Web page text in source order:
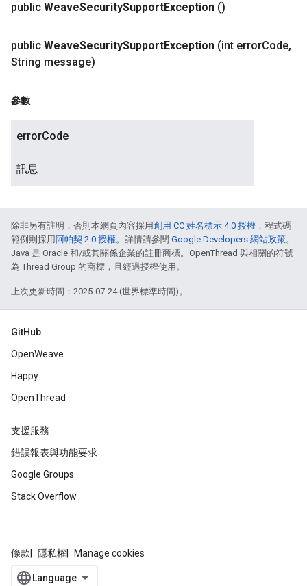
public WeaveSecuritySupportException ()
public WeaveSecuritySupportException (int errorCode,
String message)
參數
errorCode
訊息
除非另有註明，否則本網頁內容採用創用 CC 姓名標示 4.0 授權 ，程式碼
範例則採用 阿帕契 2.0 授權。詳情請參閱 Google Developers 網站政策。
Java 是 Oracle 和/或其關係企業的註冊商標。OpenThread 與相關的符號
為 Thread Group 的商標，且經過授權使用。
上次更新時間：2025-07-24 (世界標準時間)。
GitHub
OpenWeave
Happy
OpenThread
支援服務
錯誤報表與功能要求
Google Groups
Stack Overflow
條款 隱私權 Manage cookies